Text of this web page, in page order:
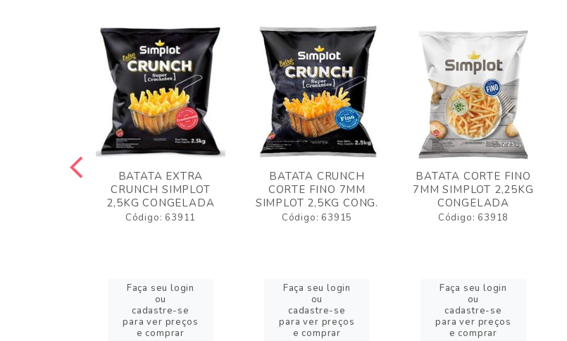
BATATA EXTRA
CRUNCH SIMPLOT
2,5KG CONGELADA
Código: 63911
Faça seu login
ou
cadastre-se
para ver preços
e comprar
BATATA CRUNCH
CORTE FINO 7MM
SIMPLOT 2,5KG CONG.
Código: 63915
Faça seu login
ou
cadastre-se
para ver preços
e comprar
BATATA CORTE FINO
7MM SIMPLOT 2,25KG
CONGELADA
Código: 63918
Faça seu login
ou
cadastre-se
para ver preços
e comprar